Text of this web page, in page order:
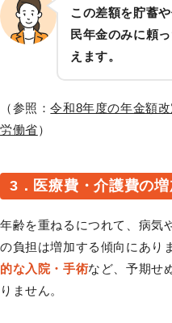
この差額を貯蓄
民年金のみに頼
えます。
（参照：令和8年度の年金額
労働省）
3．医療費・介護費の増
年齢を重ねるにつれて、病気
の負担は増加する傾向にあり
的な入院・手術など、予期せ
りません。